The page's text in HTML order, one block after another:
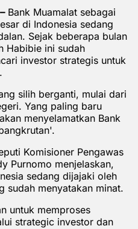
Bank Muamalat sebagai
di Indonesia sedang
Sejak beberapa bulan
Habibie ini sudah
investor strategis untuk
silih berganti, mulai dari
Yang paling baru
menyelamatkan Bank
Komisioner Pengawas
Purnomo menjelaskan,
sedang dijajaki oleh
sudah menyatakan minat.
untuk memproses
strategic investor dan